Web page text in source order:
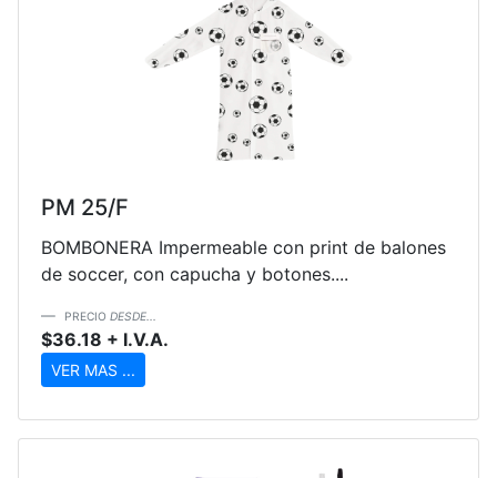
PM 25/F
BOMBONERA Impermeable con print de balones
de soccer, con capucha y botones....
PRECIO DESDE...
$36.18 + I.V.A.
VER MAS ...